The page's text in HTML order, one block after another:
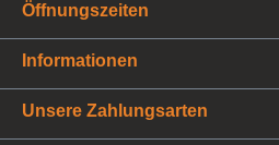
Öffnungszeiten
Informationen
Unsere Zahlungsarten